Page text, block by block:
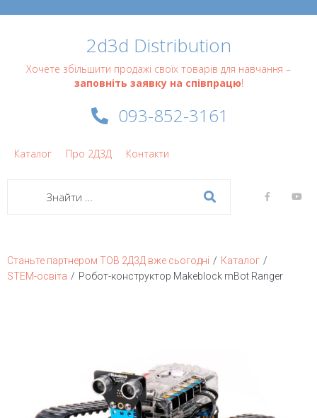
2d3d Distribution
Хочете збільшити продажі своїх товарів для навчання –
заповніть заявку на співпрацю!
093-852-3161
Каталог Про 2Д3Д Контакти
Станьте партнером ТОВ 2Д3Д вже сьогодні / Каталог /
STEM-освіта / Робот-конструктор Makeblock mBot Ranger